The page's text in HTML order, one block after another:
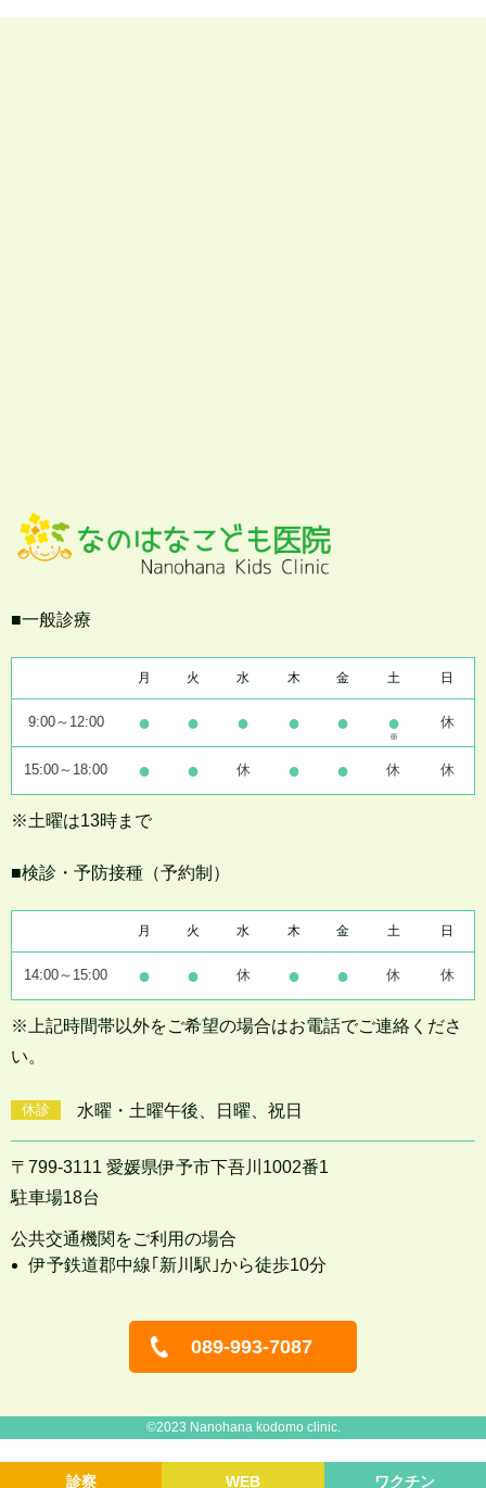
診察 WEB ワクチン
一般診療
月 火 水 木 金 土 日
9:00～12:00 ● ● ● ● ● ●
※
休
15:00～18:00 ● ● 休 ● ● 休 休
※土曜は13時まで
検診・予防接種（予約制）
月 火 水 木 金 土 日
14:00～15:00 ● ● 休 ● ● 休 休
※上記時間帯以外をご希望の場合はお電話でご連絡くださ
い。
休診 水曜・土曜午後、日曜、祝日
〒799-3111 愛媛県伊予市下吾川1002番1
駐車場18台
公共交通機関をご利用の場合
伊予鉄道郡中線｢新川駅｣から徒歩10分
089-993-7087
©2023 Nanohana kodomo clinic.